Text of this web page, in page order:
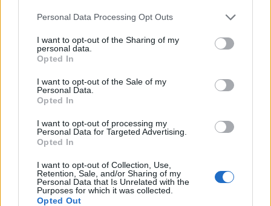
Personal Data Processing Opt Outs
I want to opt-out of the Sharing of my
personal data.
Opted In
I want to opt-out of the Sale of my
Personal Data.
Opted In
I want to opt-out of processing my
Personal Data for Targeted Advertising.
Opted In
I want to opt-out of Collection, Use,
Retention, Sale, and/or Sharing of my
Personal Data that Is Unrelated with the
Purposes for which it was collected.
Opted Out
Inutilizzato 5 - 13
Scarica riepilogo
stagionale
Scarica
Giornata VotoFV EntratoUscito Bonus/Malus
LAZ 2-1 BOL